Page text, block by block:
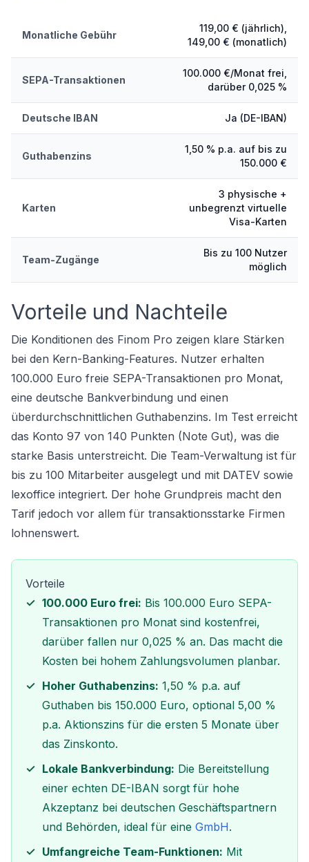
Monatliche Gebühr
119,00 € (jährlich),
149,00 € (monatlich)
SEPA-Transaktionen
100.000 €/Monat frei,
darüber 0,025 %
Deutsche IBAN Ja (DE-IBAN)
Guthabenzins
1,50 % p.a. auf bis zu
150.000 €
Karten
3 physische +
unbegrenzt virtuelle
Visa-Karten
Team-Zugänge
Bis zu 100 Nutzer
möglich
Vorteile und Nachteile
Die Konditionen des Finom Pro zeigen klare Stärken
bei den Kern-Banking-Features. Nutzer erhalten
100.000 Euro freie SEPA-Transaktionen pro Monat,
eine deutsche Bankverbindung und einen
überdurchschnittlichen Guthabenzins. Im Test erreicht
das Konto 97 von 140 Punkten (Note Gut), was die
starke Basis unterstreicht. Die Team-Verwaltung ist für
bis zu 100 Mitarbeiter ausgelegt und mit DATEV sowie
lexoffice integriert. Der hohe Grundpreis macht den
Tarif jedoch vor allem für transaktionsstarke Firmen
lohnenswert.
Vorteile
100.000 Euro frei: Bis 100.000 Euro SEPA-
Transaktionen pro Monat sind kostenfrei,
darüber fallen nur 0,025 % an. Das macht die
Kosten bei hohem Zahlungsvolumen planbar.
Hoher Guthabenzins: 1,50 % p.a. auf
Guthaben bis 150.000 Euro, optional 5,00 %
p.a. Aktionszins für die ersten 5 Monate über
das Zinskonto.
Lokale Bankverbindung: Die Bereitstellung
einer echten DE-IBAN sorgt für hohe
Akzeptanz bei deutschen Geschäftspartnern
und Behörden, ideal für eine GmbH.
Umfangreiche Team-Funktionen: Mit